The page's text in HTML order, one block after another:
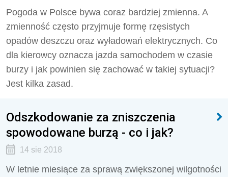
Pogoda w Polsce bywa coraz bardziej zmienna. A
zmienność często przyjmuje formę rzęsistych
opadów deszczu oraz wyładowań elektrycznych. Co
dla kierowcy oznacza jazda samochodem w czasie
burzy i jak powinien się zachować w takiej sytuacji?
Jest kilka zasad.
Odszkodowanie za zniszczenia
spowodowane burzą - co i jak?
14 sie 2018
W letnie miesiące za sprawą zwiększonej wilgotności